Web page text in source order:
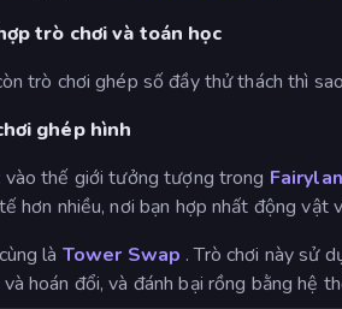
trò chơi và toán học
trò chơi ghép số đầy thử thách thì
ghép hình
vào thế giới tưởng tượng trong
hơn nhiều, nơi bạn hợp nhất động vật
là Tower Swap . Trò chơi này sử
hoán đổi, và đánh bại rồng bằng hệ